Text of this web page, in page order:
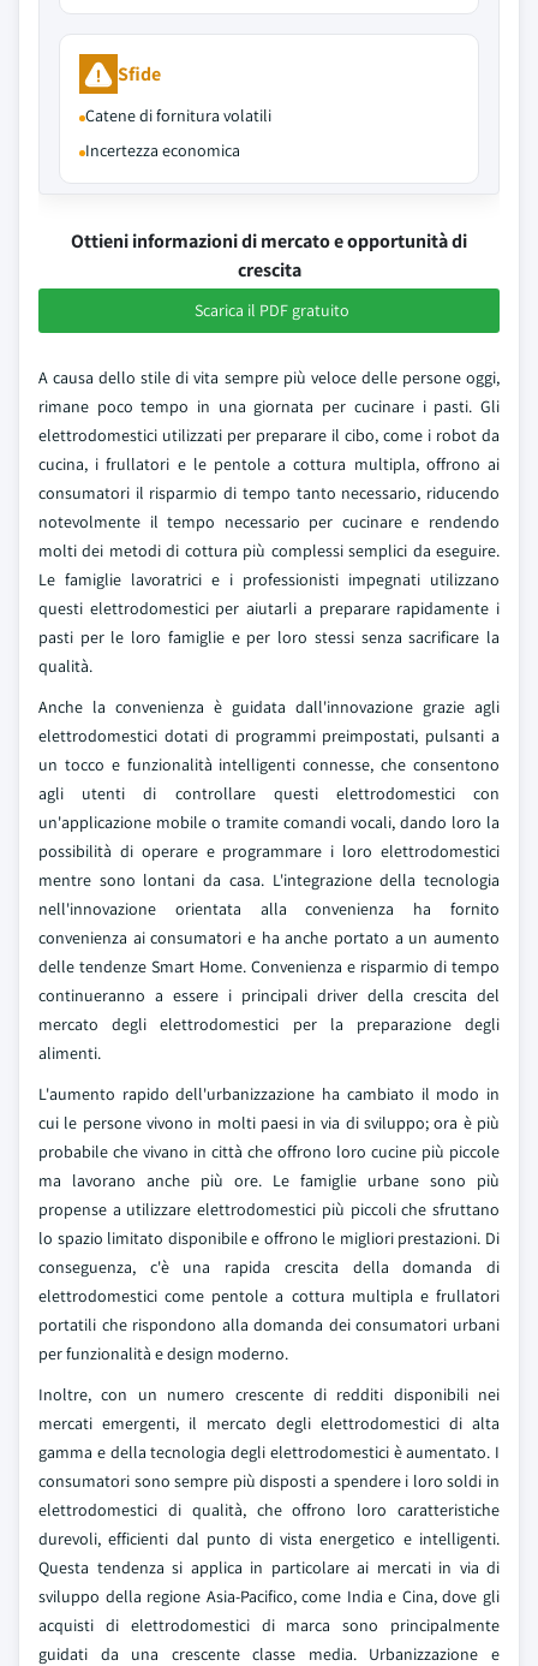
Sfide
Catene di fornitura volatili
Incertezza economica
Ottieni informazioni di mercato e opportunità di
crescita
Scarica il PDF gratuito
A causa dello stile di vita sempre più veloce delle persone oggi,
rimane poco tempo in una giornata per cucinare i pasti. Gli
elettrodomestici utilizzati per preparare il cibo, come i robot da
cucina, i frullatori e le pentole a cottura multipla, offrono ai
consumatori il risparmio di tempo tanto necessario, riducendo
notevolmente il tempo necessario per cucinare e rendendo
molti dei metodi di cottura più complessi semplici da eseguire.
Le famiglie lavoratrici e i professionisti impegnati utilizzano
questi elettrodomestici per aiutarli a preparare rapidamente i
pasti per le loro famiglie e per loro stessi senza sacrificare la
qualità.
Anche la convenienza è guidata dall'innovazione grazie agli
elettrodomestici dotati di programmi preimpostati, pulsanti a
un tocco e funzionalità intelligenti connesse, che consentono
agli utenti di controllare questi elettrodomestici con
un'applicazione mobile o tramite comandi vocali, dando loro la
possibilità di operare e programmare i loro elettrodomestici
mentre sono lontani da casa. L'integrazione della tecnologia
nell'innovazione orientata alla convenienza ha fornito
convenienza ai consumatori e ha anche portato a un aumento
delle tendenze Smart Home. Convenienza e risparmio di tempo
continueranno a essere i principali driver della crescita del
mercato degli elettrodomestici per la preparazione degli
alimenti.
L'aumento rapido dell'urbanizzazione ha cambiato il modo in
cui le persone vivono in molti paesi in via di sviluppo; ora è più
probabile che vivano in città che offrono loro cucine più piccole
ma lavorano anche più ore. Le famiglie urbane sono più
propense a utilizzare elettrodomestici più piccoli che sfruttano
lo spazio limitato disponibile e offrono le migliori prestazioni. Di
conseguenza, c'è una rapida crescita della domanda di
elettrodomestici come pentole a cottura multipla e frullatori
portatili che rispondono alla domanda dei consumatori urbani
per funzionalità e design moderno.
Inoltre, con un numero crescente di redditi disponibili nei
mercati emergenti, il mercato degli elettrodomestici di alta
gamma e della tecnologia degli elettrodomestici è aumentato. I
consumatori sono sempre più disposti a spendere i loro soldi in
elettrodomestici di qualità, che offrono loro caratteristiche
durevoli, efficienti dal punto di vista energetico e intelligenti.
Questa tendenza si applica in particolare ai mercati in via di
sviluppo della regione Asia-Pacifico, come India e Cina, dove gli
acquisti di elettrodomestici di marca sono principalmente
guidati da una crescente classe media. Urbanizzazione e